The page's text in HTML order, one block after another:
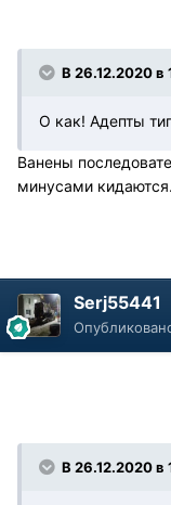
В 26.12.2020 в
О как! Адепты
Ванены
минусами кидаются.
Serj55441
В 26.12.2020 в